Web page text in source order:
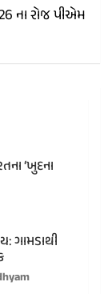
ના રોજ પીએમ
‘ખુદના
ગામડાથી